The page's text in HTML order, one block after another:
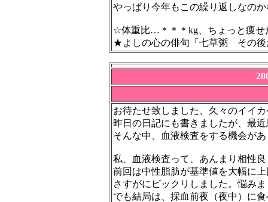
やっぱり今年もこの繰り返しなの
☆体重比…＊＊＊kg、ちょっと痩
★よしの心の俳句「七草粥 その
お待たせ致しました、久々のイイ
昨日の日記にも書きましたが、最
そんな中、血液検査をする機会が
私、血液検査って、あんまり相性
前回は中性脂肪が基準値を大幅に
さすがにビックリしました。悩み
でも結局は、採血前夜（夜中）に